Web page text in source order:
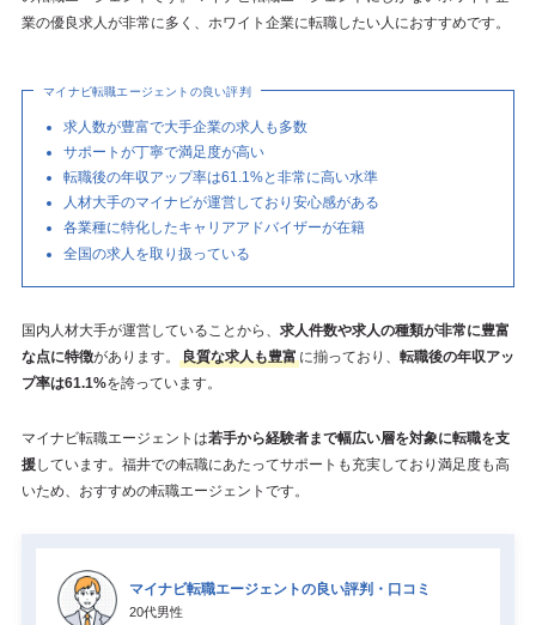
業の優良求人が非常に多く、ホワイト企業に転職したい人におすすめです。
マイナビ転職エージェントの良い評判
求人数が豊富で大手企業の求人も多数
サポートが丁寧で満足度が高い
転職後の年収アップ率は61.1%と非常に高い水準
人材大手のマイナビが運営しており安心感がある
各業種に特化したキャリアアドバイザーが在籍
全国の求人を取り扱っている
国内人材大手が運営していることから、 求人件数や求人の種類が非常に豊富
な点に特徴があります。 良質な求人も豊富 に揃っており、 転職後の年収アッ
プ率は61.1%を誇っています。
マイナビ転職エージェントは若手から経験者まで幅広い層を対象に転職を支
援しています。福井での転職にあたってサポートも充実しており満足度も高
いため、おすすめの転職エージェントです。
マイナビ転職エージェントの良い評判・口コミ
20代男性